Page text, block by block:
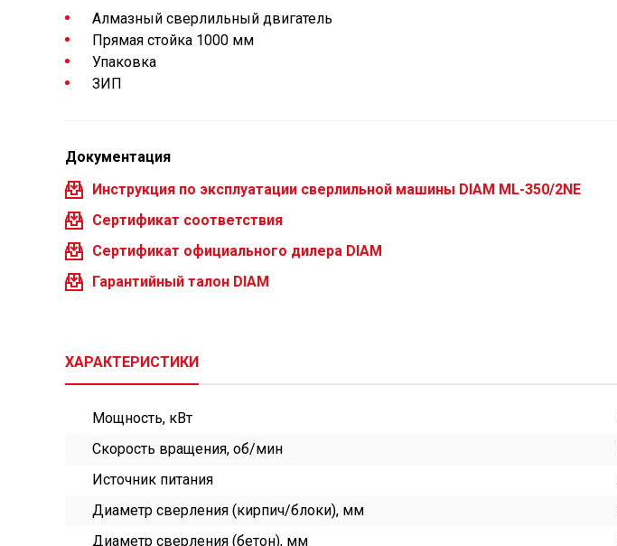
Алмазный сверлильный двигатель
Прямая стойка 1000 мм
Упаковка
ЗИП
Документация
Инструкция по эксплуатации сверлильной машины DIAM ML-350/2NE
Сертификат соответствия
Сертификат официального дилера DIAM
Гарантийный талон DIAM
ХАРАКТЕРИСТИКИ
Мощность, кВт
Скорость вращения, об/мин
Источник питания
Диаметр сверления (кирпич/блоки), мм
Диаметр сверления (бетон), мм